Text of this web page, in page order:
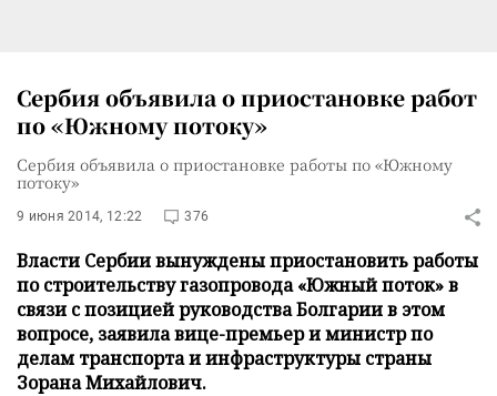
Сербия объявила о приостановке работ
по «Южному потоку»
Сербия объявила о приостановке работы по «Южному
потоку»
9 июня 2014, 12:22 376
Власти Сербии вынуждены приостановить работы
по строительству газопровода «Южный поток» в
связи с позицией руководства Болгарии в этом
вопросе, заявила вице-премьер и министр по
делам транспорта и инфраструктуры страны
Зорана Михайлович.